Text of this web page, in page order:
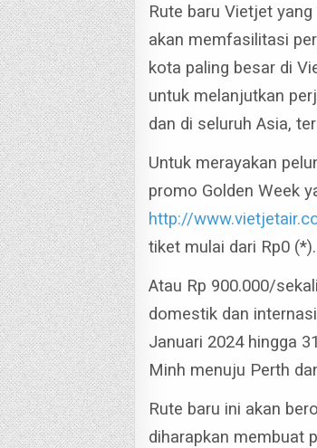
Rute baru Vietjet
akan memfasilitasi
kota paling besar di
untuk melanjutkan
dan di seluruh Asia,
Untuk merayakan
promo Golden Week
http://
tiket mulai dari Rp0 (*).
Atau Rp 900.000/
domestik dan
Januari 2024 hingga
Minh menuju Perth
Rute baru ini akan
diharapkan membuat